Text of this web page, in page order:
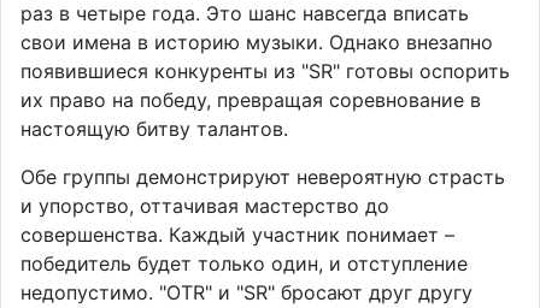
раз в четыре года. Это шанс навсегда вписать
свои имена в историю музыки. Однако внезапно
появившиеся конкуренты из "SR" готовы оспорить
их право на победу, превращая соревнование в
настоящую битву талантов.
Обе группы демонстрируют невероятную страсть
и упорство, оттачивая мастерство до
совершенства. Каждый участник понимает –
победитель будет только один, и отступление
недопустимо. "OTR" и "SR" бросают друг другу